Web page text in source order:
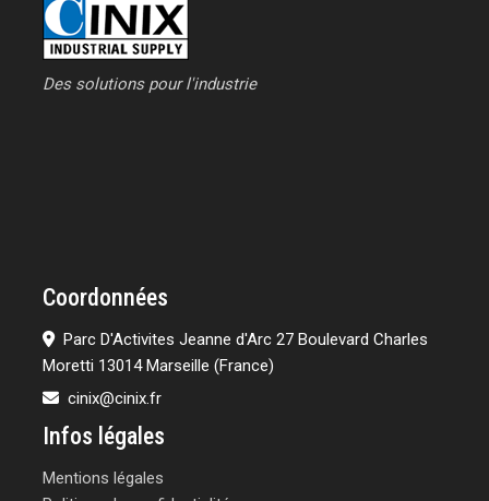
Des solutions pour l'industrie
Coordonnées
Parc D'Activites Jeanne d'Arc 27 Boulevard Charles
Moretti 13014 Marseille (France)
cinix@cinix.fr
Infos légales
Mentions légales